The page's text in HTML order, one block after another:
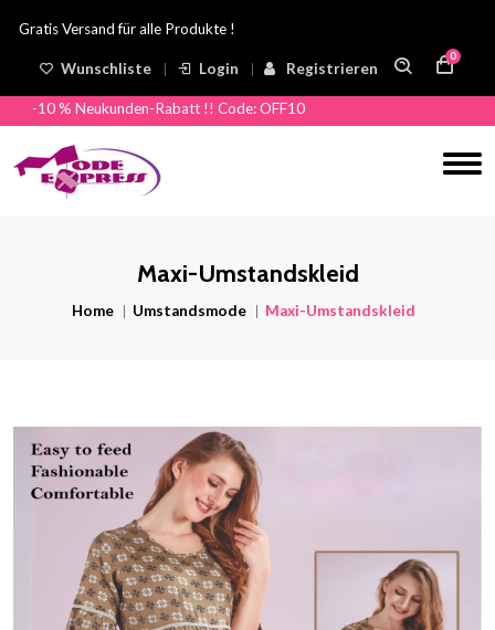
Versand für alle Produkte !
Wunschliste Login Registrieren
0
% Neukunden-Rabatt !! Code: OFF10
Maxi-Umstandskleid
Home Umstandsmode Maxi-Umstandskleid